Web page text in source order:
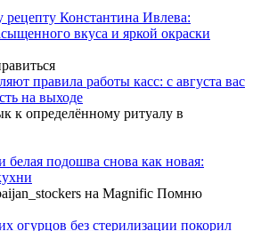
Константина Ивлева:
вкуса и яркой окраски
правила работы касс: с августа вас
на выходе
к определённому ритуалу в
белая подошва снова как новая:
на Magnific Помню
огурцов без стерилизации покорил